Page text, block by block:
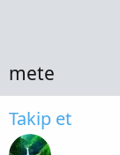
mete
Takip et